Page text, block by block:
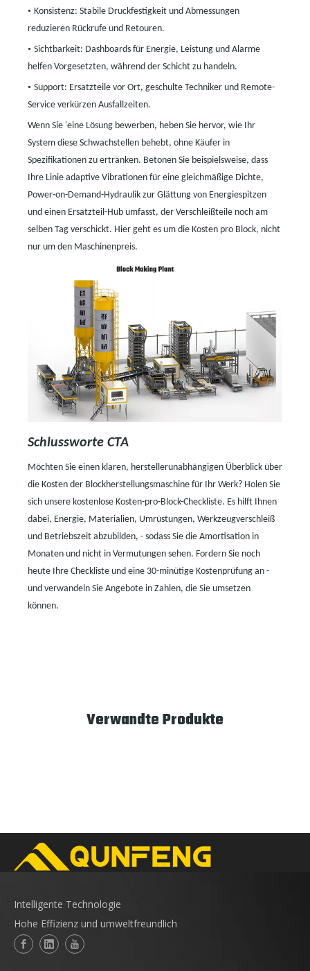
• Konsistenz: Stabile Druckfestigkeit und Abmessungen
reduzieren Rückrufe und Retouren.
• Sichtbarkeit: Dashboards für Energie, Leistung und Alarme
helfen Vorgesetzten, während der Schicht zu handeln.
• Support: Ersatzteile vor Ort, geschulte Techniker und Remote-
Service verkürzen Ausfallzeiten.
Wenn Sie 'eine Lösung bewerben, heben Sie hervor, wie Ihr
System diese Schwachstellen behebt, ohne Käufer in
Spezifikationen zu ertränken. Betonen Sie beispielsweise, dass
Ihre Linie adaptive Vibrationen für eine gleichmäßige Dichte,
Power-on-Demand-Hydraulik zur Glättung von Energiespitzen
und einen Ersatzteil-Hub umfasst, der Verschleißteile noch am
selben Tag verschickt. Hier geht es um die Kosten pro Block, nicht
nur um den Maschinenpreis.
Schlussworte CTA
Möchten Sie einen klaren, herstellerunabhängigen Überblick über
die Kosten der Blockherstellungsmaschine für Ihr Werk? Holen Sie
sich unsere kostenlose Kosten-pro-Block-Checkliste. Es hilft Ihnen
dabei, Energie, Materialien, Umrüstungen, Werkzeugverschleiß
und Betriebszeit abzubilden, - sodass Sie die Amortisation in
Monaten und nicht in Vermutungen sehen. Fordern Sie noch
heute Ihre Checkliste und eine 30-minütige Kostenprüfung an -
und verwandeln Sie Angebote in Zahlen, die Sie umsetzen
können.
Verwandte Produkte
Intelligente Technologie
Hohe Effizienz und umweltfreundlich